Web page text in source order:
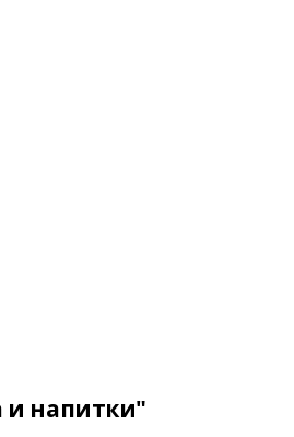
и напитки"